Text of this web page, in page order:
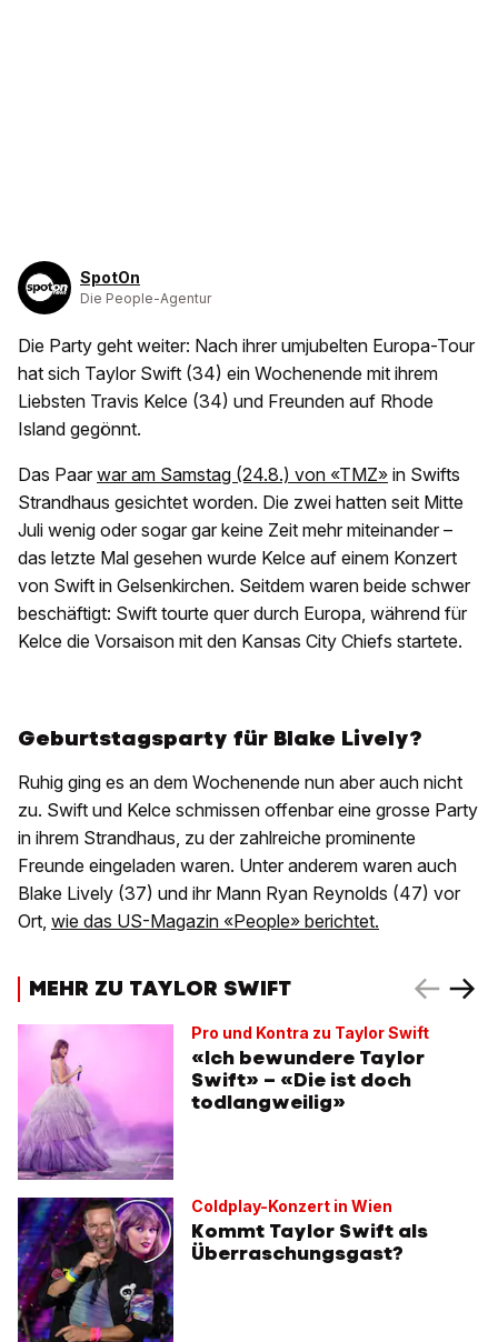
SpotOn
Die People-Agentur
Die Party geht weiter: Nach ihrer umjubelten Europa-Tour
hat sich Taylor Swift (34) ein Wochenende mit ihrem
Liebsten Travis Kelce (34) und Freunden auf Rhode
Island gegönnt.
Das Paar war am Samstag (24.8.) von «TMZ» in Swifts
Strandhaus gesichtet worden. Die zwei hatten seit Mitte
Juli wenig oder sogar gar keine Zeit mehr miteinander –
das letzte Mal gesehen wurde Kelce auf einem Konzert
von Swift in Gelsenkirchen. Seitdem waren beide schwer
beschäftigt: Swift tourte quer durch Europa, während für
Kelce die Vorsaison mit den Kansas City Chiefs startete.
Geburtstagsparty für Blake Lively?
Ruhig ging es an dem Wochenende nun aber auch nicht
zu. Swift und Kelce schmissen offenbar eine grosse Party
in ihrem Strandhaus, zu der zahlreiche prominente
Freunde eingeladen waren. Unter anderem waren auch
Blake Lively (37) und ihr Mann Ryan Reynolds (47) vor
Ort, wie das US-Magazin «People» berichtet.
MEHR ZU TAYLOR SWIFT
Pro und Kontra zu Taylor Swift
«Ich bewundere Taylor
Swift» – «Die ist doch
todlangweilig»
Coldplay-Konzert in Wien
Kommt Taylor Swift als
Überraschungsgast?